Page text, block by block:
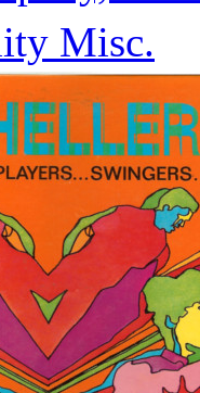
Misc.